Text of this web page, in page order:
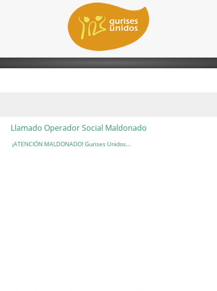
Llamado Operador Social Maldonado
¡ATENCIÓN MALDONADO! Gurises Unidos…